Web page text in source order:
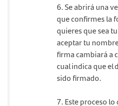
6. Se abrirá una
que confirmes la
quieres que sea
aceptar tu
firma cambiará a
cual indica que el
sido firmado.
7. Este proceso